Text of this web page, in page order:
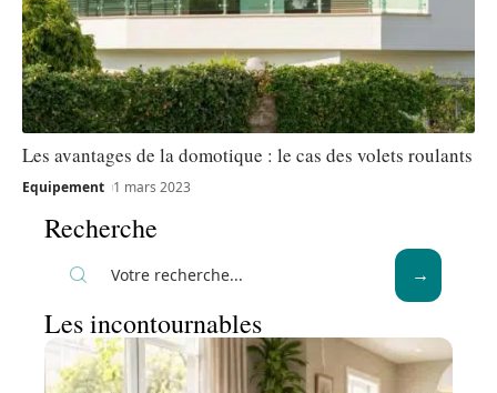
Les avantages de la domotique : le cas des volets roulants
Equipement 1 mars 2023
Recherche
Les incontournables